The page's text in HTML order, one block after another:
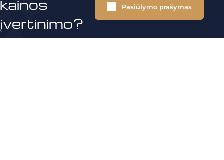
kainos
įvertinimo?
Pasiūlymo prašymas